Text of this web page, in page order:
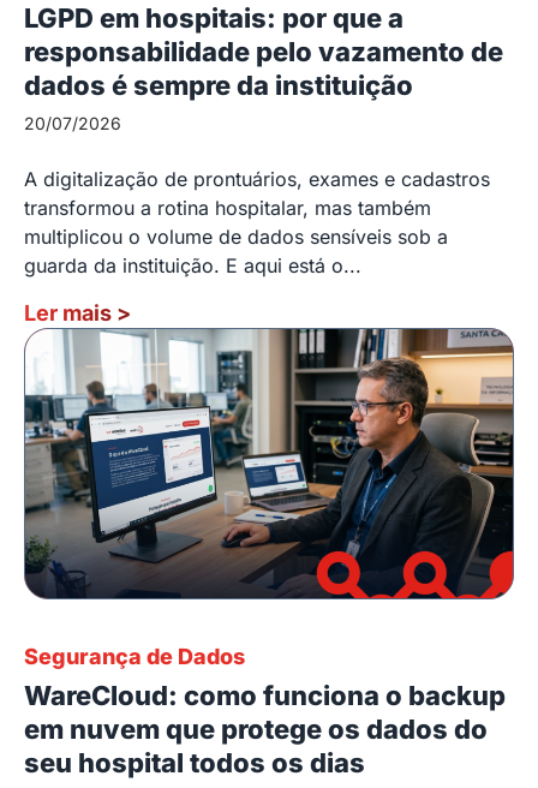
LGPD em hospitais: por que a
responsabilidade pelo vazamento de
dados é sempre da instituição
20/07/2026
A digitalização de prontuários, exames e cadastros
transformou a rotina hospitalar, mas também
multiplicou o volume de dados sensíveis sob a
guarda da instituição. E aqui está o...
Ler mais >
Segurança de Dados
WareCloud: como funciona o backup
em nuvem que protege os dados do
seu hospital todos os dias